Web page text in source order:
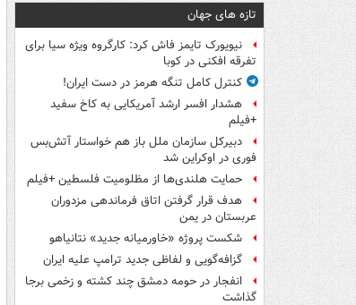
تازه های جهان
نیویورک تایمز فاش کرد: کارگروه ویژه سیا برای
تفرقه افکنی در کوبا
کنترل کامل تنگه هرمز در دست ایران!
هشدار افسر ارشد آمریکایی به کاخ سفید
+فیلم
دبیرکل سازمان ملل باز هم خواستار آتش‌بس
فوری در اوکراین شد
حمایت هلندی‌ها از مظلومیت فلسطین +فیلم
هدف قرار گرفتن اتاق‌ فرماندهی مزدوران
عربستان در یمن
شکست پروژه «خاورمیانه جدید» نتانیاهو
گزافه‌گویی و لفاظی جدید ترامپ علیه ایران
انفجار در حومه دمشق چند کشته و زخمی برجا
گذاشت